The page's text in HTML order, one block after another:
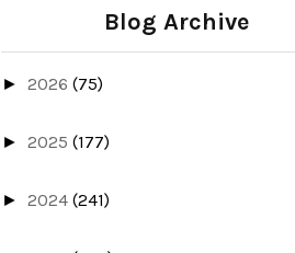
Blog Archive
► 2026 (75)
► 2025 (177)
► 2024 (241)